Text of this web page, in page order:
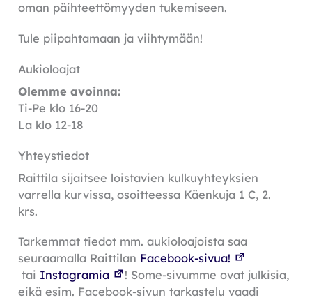
oman päihteettömyyden tukemiseen.
Tule piipahtamaan ja viihtymään!
Aukioloajat
Olemme avoinna:
Ti-Pe klo 16-20
La klo 12-18
Yhteystiedot
Raittila sijaitsee loistavien kulkuyhteyksien
varrella kurvissa, osoitteessa Käenkuja 1 C, 2.
krs.
Tarkemmat tiedot mm. aukioloajoista saa
seuraamalla Raittilan Facebook-sivua!
tai Instagramia
! Some-sivumme ovat julkisia,
eikä esim. Facebook-sivun tarkastelu vaadi